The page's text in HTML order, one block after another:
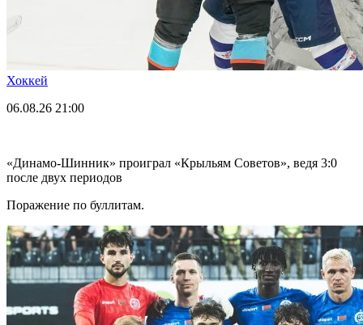
Хоккей
06.08.26 21:00
«Динамо-Шинник» проиграл «Крыльям Советов», ведя 3:0
после двух периодов
Поражение по буллитам.